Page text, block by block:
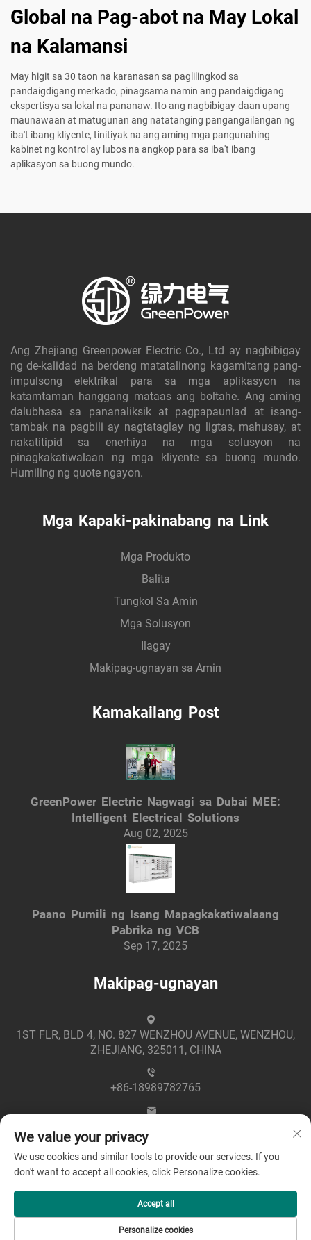
Global na Pag-abot na May Lokal
na Kalamansi
May higit sa 30 taon na karanasan sa paglilingkod sa
pandaigdigang merkado, pinagsama namin ang pandaigdigang
ekspertisya sa lokal na pananaw. Ito ang nagbibigay-daan upang
maunawaan at matugunan ang natatanging pangangailangan ng
iba't ibang kliyente, tinitiyak na ang aming mga pangunahing
kabinet ng kontrol ay lubos na angkop para sa iba't ibang
aplikasyon sa buong mundo.
Ang Zhejiang Greenpower Electric Co., Ltd ay nagbibigay
ng de-kalidad na berdeng matatalinong kagamitang pang-
impulsong elektrikal para sa mga aplikasyon na
katamtaman hanggang mataas ang boltahe. Ang aming
dalubhasa sa pananaliksik at pagpapaunlad at isang-
tambak na pagbili ay nagtataglay ng ligtas, mahusay, at
nakatitipid sa enerhiya na mga solusyon na
pinagkakatiwalaan ng mga kliyente sa buong mundo.
Humiling ng quote ngayon.
Mga Kapaki-pakinabang na Link
Mga Produkto
Balita
Tungkol Sa Amin
Mga Solusyon
Ilagay
Makipag-ugnayan sa Amin
Kamakailang Post
GreenPower Electric Nagwagi sa Dubai MEE:
Intelligent Electrical Solutions
Aug 02, 2025
Paano Pumili ng Isang Mapagkakatiwalaang
Pabrika ng VCB
Sep 17, 2025
Makipag-ugnayan
1ST FLR, BLD 4, NO. 827 WENZHOU AVENUE, WENZHOU,
ZHEJIANG, 325011, CHINA
+86-18989782765
Copyright © 2025 by Zhejiang Greenpower Electric Co., Ltd
Patakaran sa Pagkapribado
We value your privacy
We use cookies and similar tools to provide our services. If you
don't want to accept all cookies, click Personalize cookies.
Personalize cookies
Accept all